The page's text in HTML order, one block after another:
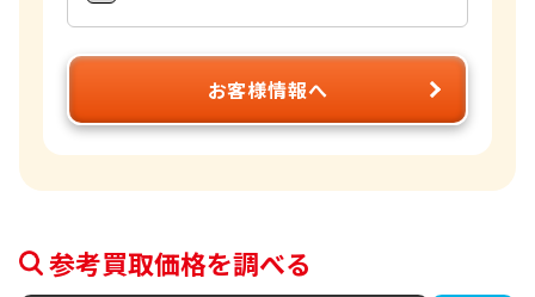
お客様情報へ
参考買取価格を調べる